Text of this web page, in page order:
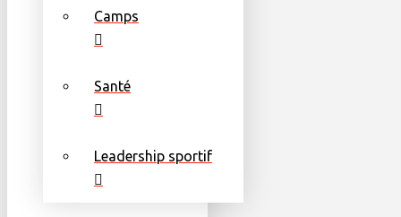
Camps
Santé
Leadership sportif